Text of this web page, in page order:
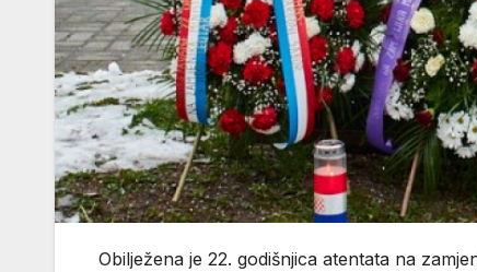
Obilježena je 22. godišnjica atentata na